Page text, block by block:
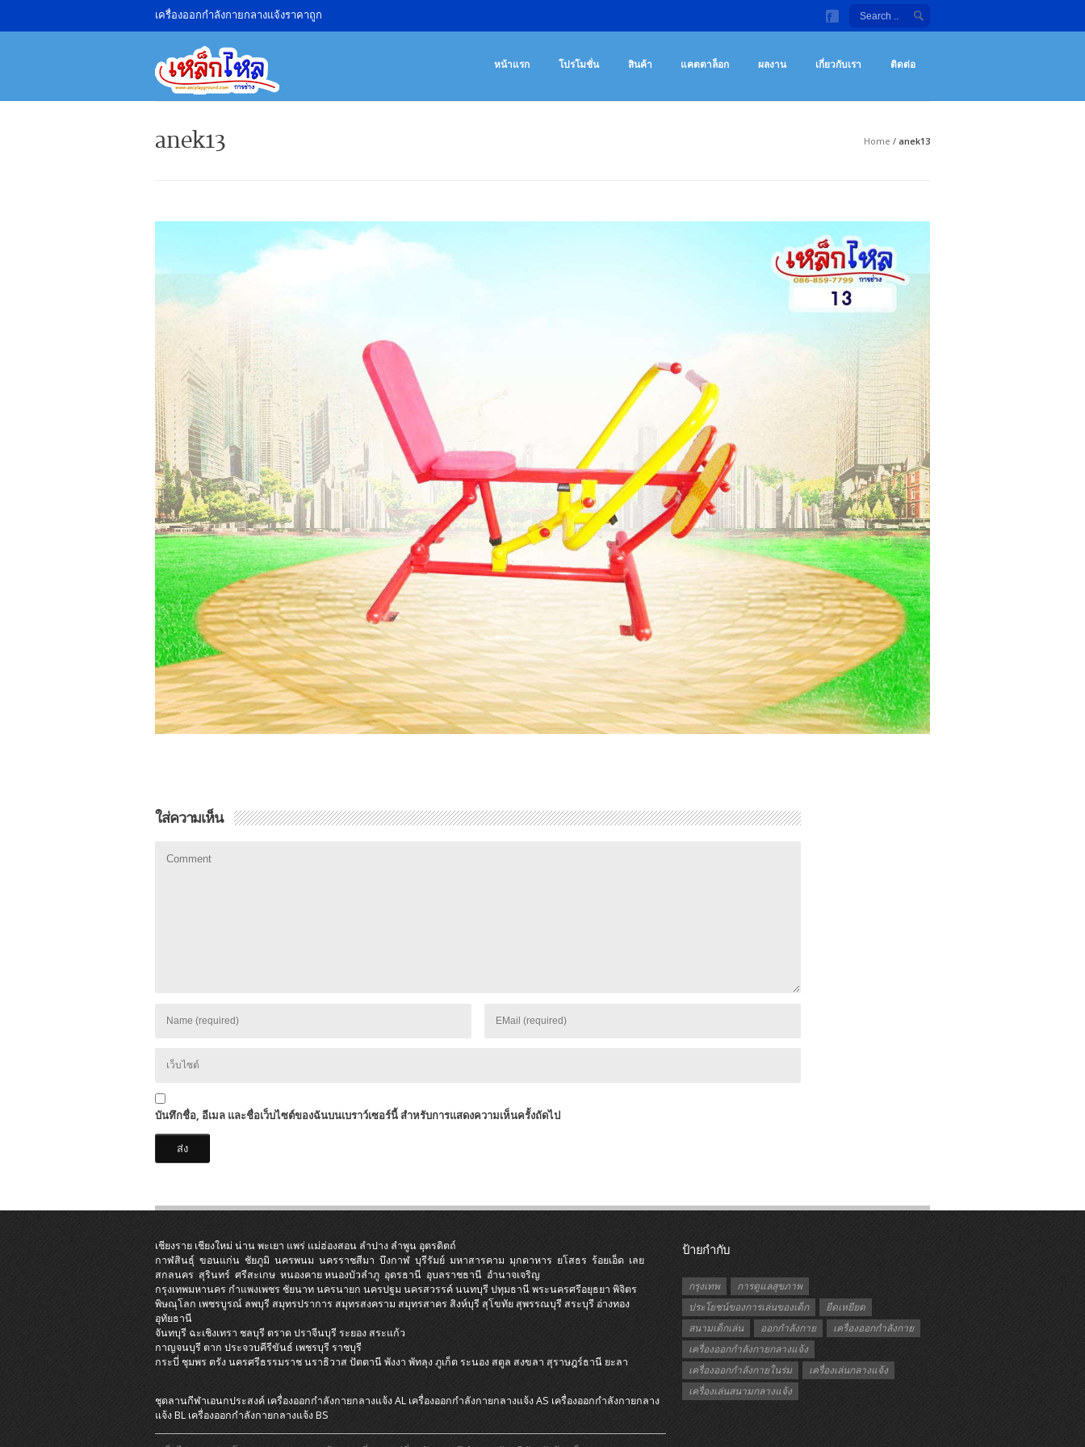
เครื่องออกกำลังกายกลางแจ้งราคาถูก
เครื่องออกกําลังกายกลางแจ้ง จักรยานออกกําลังกาย เครื่องซิทอัพ ราคาถูก
จําหน่ายเครื่องออกกําลังกายกลางแจ้ง เครื่องซิทอัพ จักรยานออกกําลังกาย เครื่องออกกำลังกายราค
หน้าแรก โปรโมชั่น สินค้า แคตตาล็อก ผลงาน เกี่ยวกับเรา ติดต่อ
anek13 Home / anek13
ใส่ความเห็น
บันทึกชื่อ, อีเมล และชื่อเว็บไซต์ของฉันบนเบราว์เซอร์นี้ สำหรับการแสดงความเห็นครั้งถัดไป
เชียงราย เชียงใหม่ น่านพะเยา แพร่ แม่ฮ่องสอน ลำปาง ลำพูน อุตรดิตถ์
กาฬสินธุ์ ขอนแก่น ชัยภูมิ นครพนม นครราชสีมา บึงกาฬ บุรีรัมย์ มหาสารคาม มุกดาหาร ยโสธร ร้อยเอ็ด เลย
สกลนคร สุรินทร์ ศรีสะเกษ หนองคายหนองบัวลำภู อุดรธานี อุบลราชธานี อำนาจเจริญ
กรุงเทพมหานครกำแพงเพชรชัยนาทนครนายก นครปฐม นครสวรรค์นนทบุรีปทุมธานีพระนครศรีอยุธยา พิจิตร
พิษณุโลก เพชรบูรณ์ ลพบุรีสมุทรปราการ สมุทรสงคราม สมุทรสาคร สิงห์บุรีสุโขทัย สุพรรณบุรี สระบุรี อ่างทอง
อุทัยธานี
จันทบุรี ฉะเชิงเทรา ชลบุรี ตราดปราจีนบุรีระยอง สระแก้ว
กาญจนบุรี ตาก ประจวบคีรีขันธ์ เพชรบุรีราชบุรี
กระบี่ ชุมพร ตรังนครศรีธรรมราชนราธิวาส ปัตตานีพังงา พัทลุงภูเก็ตระนอง สตูล สงขลา สุราษฎร์ธานี ยะลา
ชุดลานกีฬาเอนกประสงค์ เครื่องออกกําลังกายกลางแจ้ง AL เครื่องออกกําลังกายกลางแจ้ง AS เครื่องออกกําลังกายกลาง
แจ้ง BL เครื่องออกกําลังกายกลางแจ้ง BS
ป้ายกำกับ
กรุงเทพ
การดูแลสุขภาพ
ประโยชน์ของการเล่นของเด็ก
ยืดเหยียด
สนามเด็กเล่น
ออกกำลังกาย
เครื่องออกกำลังกาย
เครื่องออกกำลังกายกลางแจ้ง
เครื่องออกกำลังกายในร่ม
เครื่องเล่นกลางแจ้ง
เครื่องเล่นสนามกลางแจ้ง